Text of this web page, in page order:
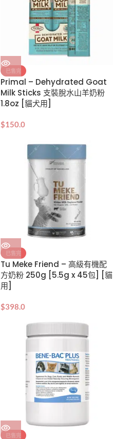
已售完
Primal – Dehydrated Goat
Milk Sticks 支裝脫水山羊奶粉
1.8oz [貓犬用]
$150.0
已售完
Tu Meke Friend – 高級有機配
方奶粉 250g [5.5g x 45包] [貓
用]
$398.0
已售完